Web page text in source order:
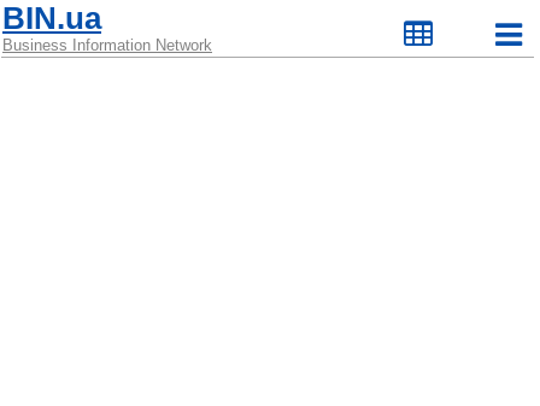
BIN.ua
Business Information Network